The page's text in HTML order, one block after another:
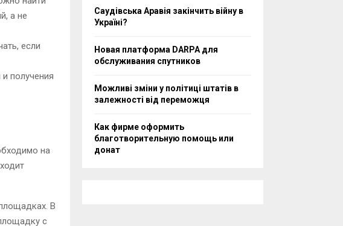
а не
если
получения
на
В
с
Саудівська Аравія закінчить війну в
Україні?
Новая платформа DARPA для
обслуживания спутников
Можливі зміни у політиці штатів в
залежності від переможця
Как фирме оформить
благотворительную помощь или
донат